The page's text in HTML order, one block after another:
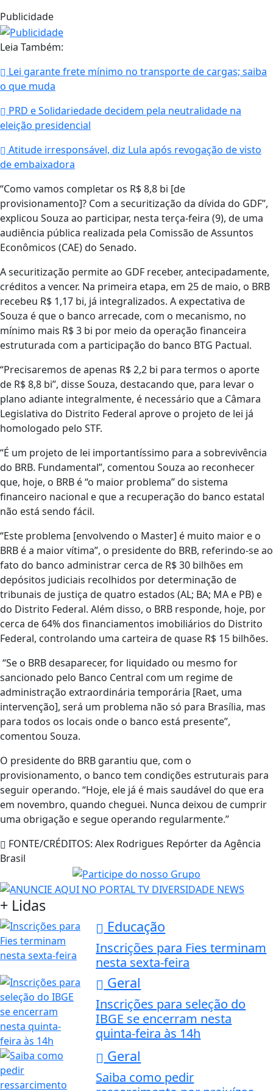
Publicidade
Leia Também:
Lei garante frete mínimo no transporte de cargas; saiba
o que muda
PRD e Solidariedade decidem pela neutralidade na
eleição presidencial
Atitude irresponsável, diz Lula após revogação de visto
de embaixadora
“Como vamos completar os R$ 8,8 bi [de
provisionamento]? Com a securitização da dívida do GDF”,
explicou Souza ao participar, nesta terça-feira (9), de uma
audiência pública realizada pela Comissão de Assuntos
Econômicos (CAE) do Senado.
A securitização permite ao GDF receber, antecipadamente,
créditos a vencer. Na primeira etapa, em 25 de maio, o BRB
recebeu R$ 1,17 bi, já integralizados. A expectativa de
Souza é que o banco arrecade, com o mecanismo, no
mínimo mais R$ 3 bi por meio da operação financeira
estruturada com a participação do banco BTG Pactual.
“Precisaremos de apenas R$ 2,2 bi para termos o aporte
de R$ 8,8 bi”, disse Souza, destacando que, para levar o
plano adiante integralmente, é necessário que a Câmara
Legislativa do Distrito Federal aprove o projeto de lei já
homologado pelo STF.
“É um projeto de lei importantíssimo para a sobrevivência
do BRB. Fundamental”, comentou Souza ao reconhecer
que, hoje, o BRB é “o maior problema” do sistema
financeiro nacional e que a recuperação do banco estatal
não está sendo fácil.
“Este problema [envolvendo o Master] é muito maior e o
BRB é a maior vítima”, o presidente do BRB, referindo-se ao
fato do banco administrar cerca de R$ 30 bilhões em
depósitos judiciais recolhidos por determinação de
tribunais de justiça de quatro estados (AL; BA; MA e PB) e
do Distrito Federal. Além disso, o BRB responde, hoje, por
cerca de 64% dos financiamentos imobiliários do Distrito
Federal, controlando uma carteira de quase R$ 15 bilhões.
“Se o BRB desaparecer, for liquidado ou mesmo for
sancionado pelo Banco Central com um regime de
administração extraordinária temporária [Raet, uma
intervenção], será um problema não só para Brasília, mas
para todos os locais onde o banco está presente”,
comentou Souza.
O presidente do BRB garantiu que, com o
provisionamento, o banco tem condições estruturais para
seguir operando. “Hoje, ele já é mais saudável do que era
em novembro, quando cheguei. Nunca deixou de cumprir
uma obrigação e segue operando regularmente.”
FONTE/CRÉDITOS: Alex Rodrigues Repórter da Agência
Brasil
+ Lidas
Educação
Inscrições para Fies terminam
nesta sexta-feira
Geral
Inscrições para seleção do
IBGE se encerram nesta
quinta-feira às 14h
Geral
Saiba como pedir